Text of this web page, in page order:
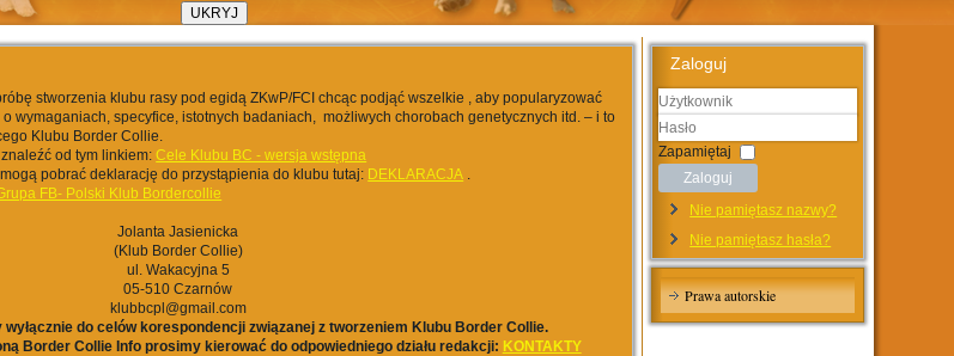
stworzenia klubu rasy pod egidą ZKwP/FCI chcąc podjąć wszelkie , aby popularyzować
wymaganiach, specyfice, istotnych badaniach, możliwych chorobach genetycznych itd. – i to
Klubu Border Collie.
od tym linkiem:Cele Klubu BC - wersja wstępna
pobrać deklarację do przystąpienia do klubu tutaj: DEKLARACJA .
FB- Polski Klub Bordercollie
Jolanta Jasienicka
(Klub Border Collie)
ul. Wakacyjna 5
05-510 Czarnów
klubbcpl@gmail.com
do celów korespondencji związanej z tworzeniem Klubu Border Collie.
Border Collie Info prosimy kierować do odpowiedniego działu redakcji: KONTAKTY
Zaloguj
Użytkownik
Hasło
Zapamiętaj
Zaloguj
Nie pamiętasz nazwy?
Nie pamiętasz hasła?
Prawa autorskie